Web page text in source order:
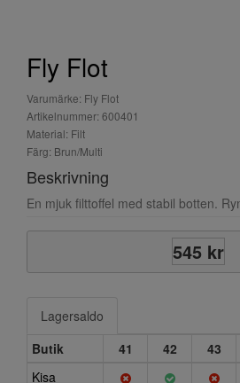
Fly Flot
Varumärke: Fly Flot
Artikelnummer: 600401
Material: Filt
Färg: Brun/Multi
Beskrivning
En mjuk filttoffel med stabil botten.
545 kr
Lagersaldo
Butik
41 42 43
Kisa